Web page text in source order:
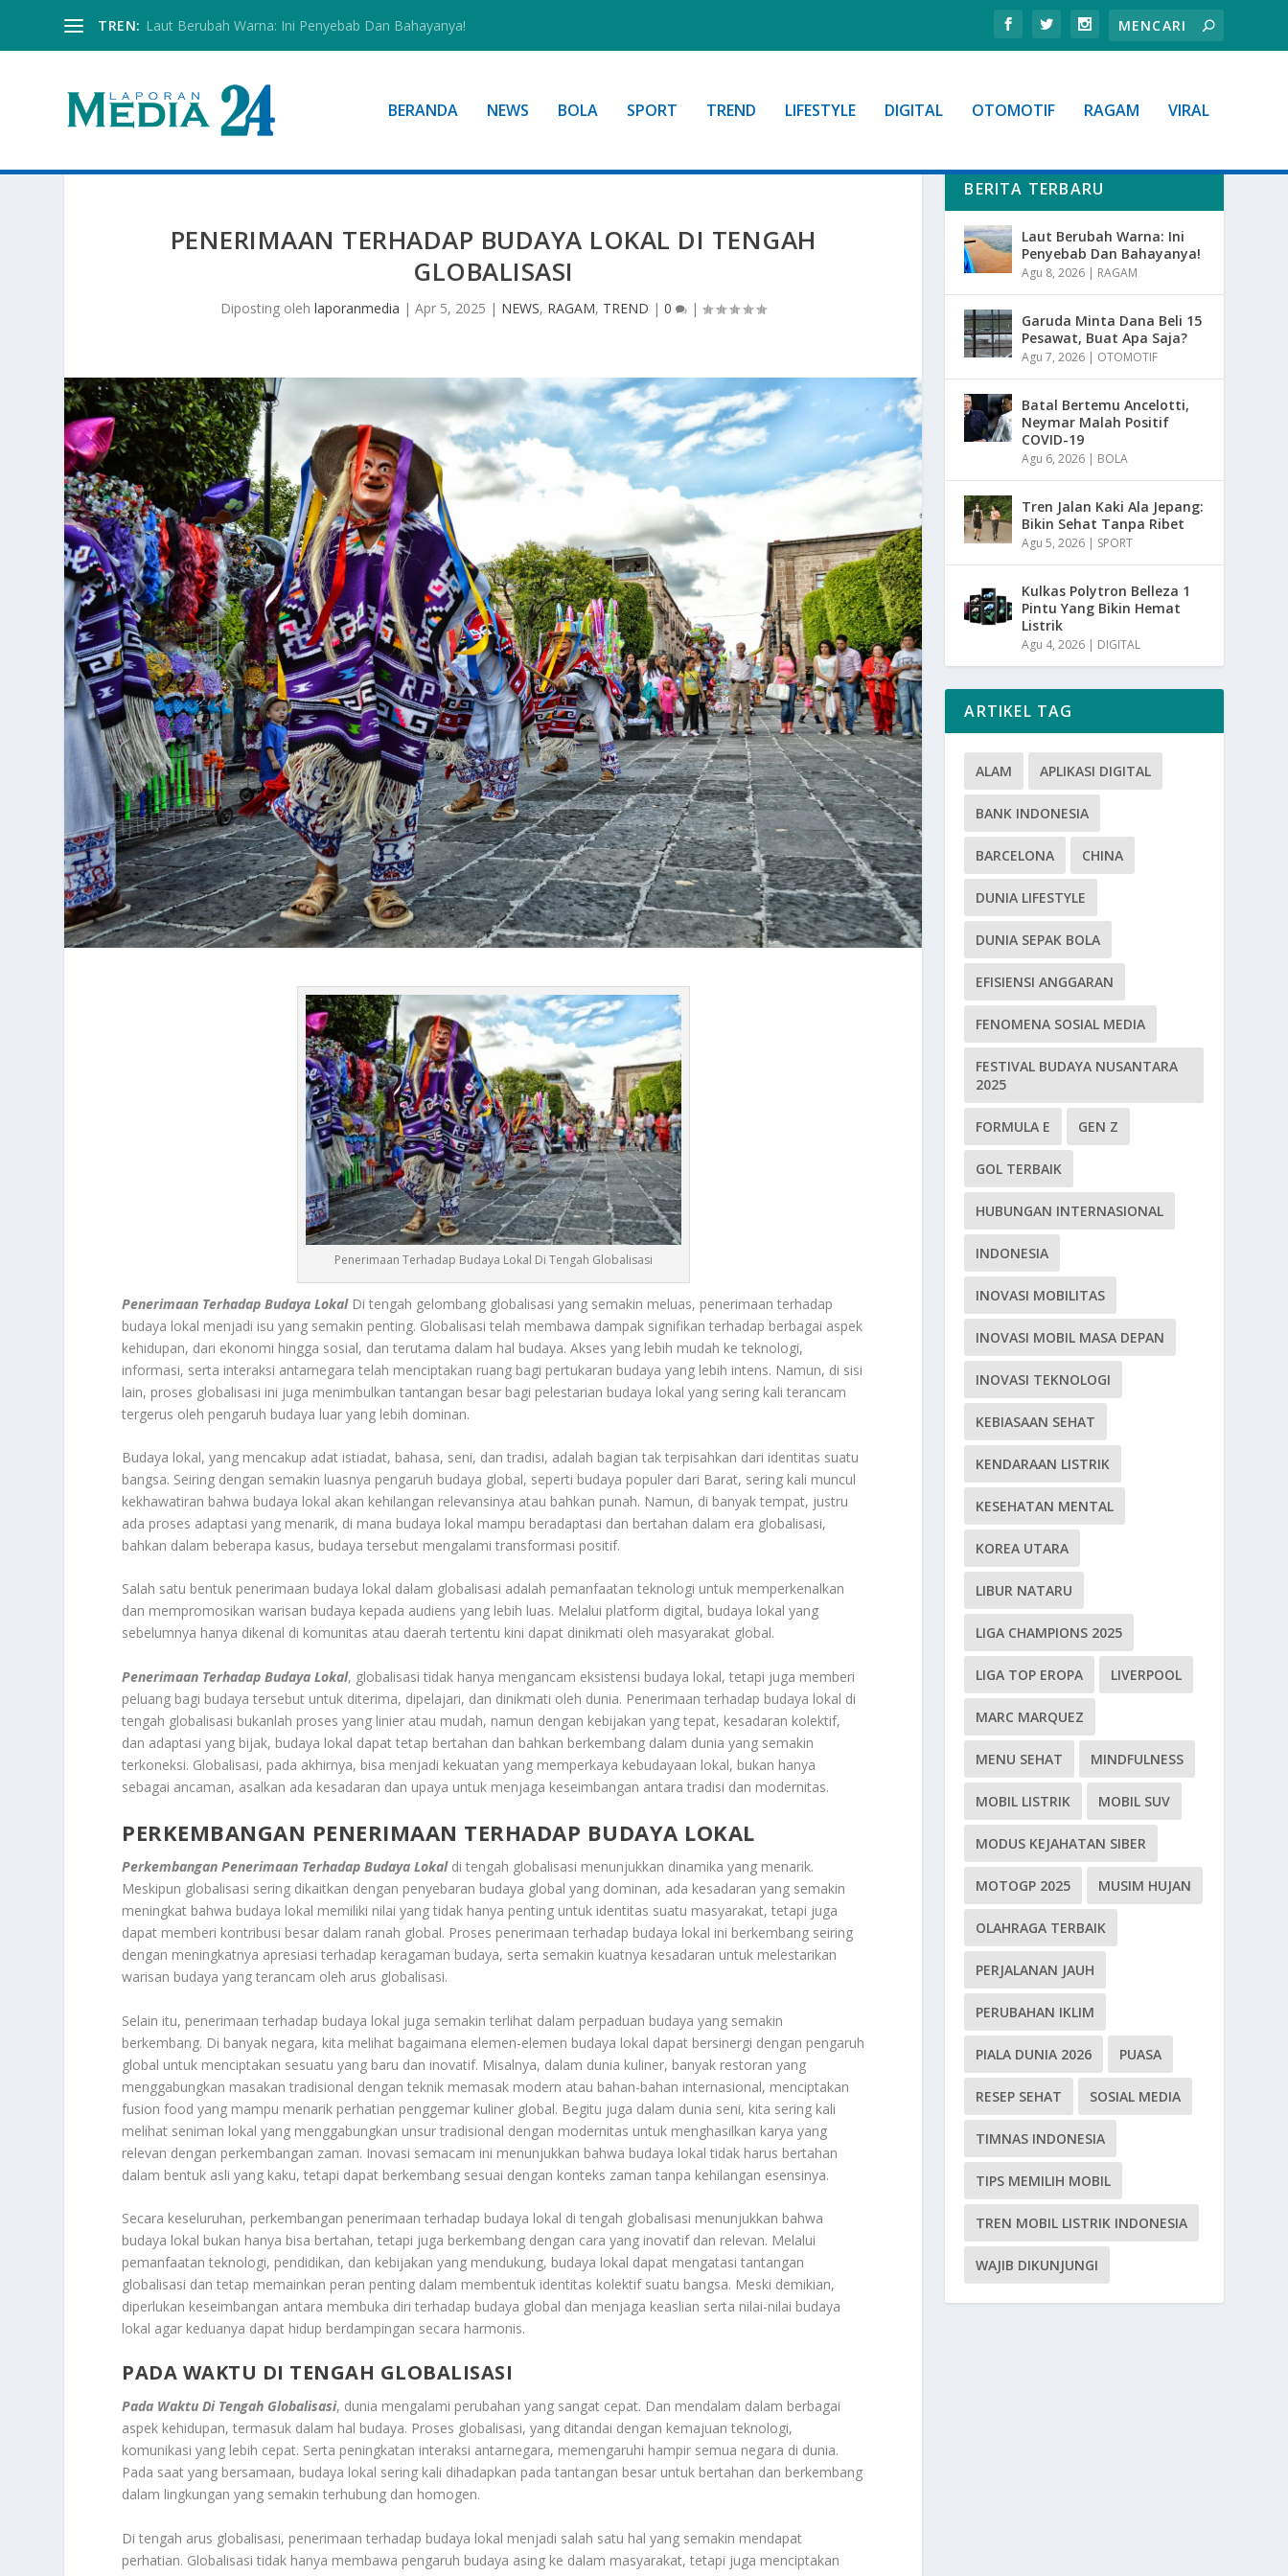
TREN: Laut Berubah Warna: Ini Penyebab Dan Bahayanya!
BERANDA NEWS BOLA SPORT TREND LIFESTYLE DIGITAL OTOMOTIF RAGAM VIRAL
PENERIMAAN TERHADAP BUDAYA LOKAL DI TENGAH
GLOBALISASI
Diposting olehlaporanmedia |Apr 5, 2025 | NEWS, RAGAM, TREND |0 |
Penerimaan Terhadap Budaya Lokal Di Tengah Globalisasi
Penerimaan Terhadap Budaya LokalDi tengah gelombang globalisasi yang semakin meluas, penerimaan terhadap
budaya lokal menjadi isu yang semakin penting. Globalisasi telah membawa dampak signifikan terhadap berbagai aspek
kehidupan, dari ekonomi hingga sosial, dan terutama dalam hal budaya. Akses yang lebih mudah ke teknologi,
informasi, serta interaksi antarnegara telah menciptakan ruang bagi pertukaran budaya yang lebih intens. Namun, di sisi
lain, proses globalisasi ini juga menimbulkan tantangan besar bagi pelestarian budaya lokal yang sering kali terancam
tergerus oleh pengaruh budaya luar yang lebih dominan.
Budaya lokal, yang mencakup adat istiadat, bahasa, seni, dan tradisi, adalah bagian tak terpisahkan dari identitas suatu
bangsa. Seiring dengan semakin luasnya pengaruh budaya global, seperti budaya populer dari Barat, sering kali muncul
kekhawatiran bahwa budaya lokal akan kehilangan relevansinya atau bahkan punah. Namun, di banyak tempat, justru
ada proses adaptasi yang menarik, di mana budaya lokal mampu beradaptasi dan bertahan dalam era globalisasi,
bahkan dalam beberapa kasus, budaya tersebut mengalami transformasi positif.
Salah satu bentuk penerimaan budaya lokal dalam globalisasi adalah pemanfaatan teknologi untuk memperkenalkan
dan mempromosikan warisan budaya kepada audiens yang lebih luas. Melalui platform digital, budaya lokal yang
sebelumnya hanya dikenal di komunitas atau daerah tertentu kini dapat dinikmati oleh masyarakat global.
Penerimaan Terhadap Budaya Lokal, globalisasi tidak hanya mengancam eksistensi budaya lokal, tetapi juga memberi
peluang bagi budaya tersebut untuk diterima, dipelajari, dan dinikmati oleh dunia. Penerimaan terhadap budaya lokal di
tengah globalisasi bukanlah proses yang linier atau mudah, namun dengan kebijakan yang tepat, kesadaran kolektif,
dan adaptasi yang bijak, budaya lokal dapat tetap bertahan dan bahkan berkembang dalam dunia yang semakin
terkoneksi. Globalisasi, pada akhirnya, bisa menjadi kekuatan yang memperkaya kebudayaan lokal, bukan hanya
sebagai ancaman, asalkan ada kesadaran dan upaya untuk menjaga keseimbangan antara tradisi dan modernitas.
PERKEMBANGAN PENERIMAAN TERHADAP BUDAYA LOKAL
Perkembangan Penerimaan Terhadap Budaya Lokaldi tengah globalisasi menunjukkan dinamika yang menarik.
Meskipun globalisasi sering dikaitkan dengan penyebaran budaya global yang dominan, ada kesadaran yang semakin
meningkat bahwa budaya lokal memiliki nilai yang tidak hanya penting untuk identitas suatu masyarakat, tetapi juga
dapat memberi kontribusi besar dalam ranah global. Proses penerimaan terhadap budaya lokal ini berkembang seiring
dengan meningkatnya apresiasi terhadap keragaman budaya, serta semakin kuatnya kesadaran untuk melestarikan
warisan budaya yang terancam oleh arus globalisasi.
Selain itu, penerimaan terhadap budaya lokal juga semakin terlihat dalam perpaduan budaya yang semakin
berkembang. Di banyak negara, kita melihat bagaimana elemen-elemen budaya lokal dapat bersinergi dengan pengaruh
global untuk menciptakan sesuatu yang baru dan inovatif. Misalnya, dalam dunia kuliner, banyak restoran yang
menggabungkan masakan tradisional dengan teknik memasak modern atau bahan-bahan internasional, menciptakan
fusion food yang mampu menarik perhatian penggemar kuliner global. Begitu juga dalam dunia seni, kita sering kali
melihat seniman lokal yang menggabungkan unsur tradisional dengan modernitas untuk menghasilkan karya yang
relevan dengan perkembangan zaman. Inovasi semacam ini menunjukkan bahwa budaya lokal tidak harus bertahan
dalam bentuk asli yang kaku, tetapi dapat berkembang sesuai dengan konteks zaman tanpa kehilangan esensinya.
Secara keseluruhan, perkembangan penerimaan terhadap budaya lokal di tengah globalisasi menunjukkan bahwa
budaya lokal bukan hanya bisa bertahan, tetapi juga berkembang dengan cara yang inovatif dan relevan. Melalui
pemanfaatan teknologi, pendidikan, dan kebijakan yang mendukung, budaya lokal dapat mengatasi tantangan
globalisasi dan tetap memainkan peran penting dalam membentuk identitas kolektif suatu bangsa. Meski demikian,
diperlukan keseimbangan antara membuka diri terhadap budaya global dan menjaga keaslian serta nilai-nilai budaya
lokal agar keduanya dapat hidup berdampingan secara harmonis.
PADA WAKTU DI TENGAH GLOBALISASI
Pada Waktu Di Tengah Globalisasi, dunia mengalami perubahan yang sangat cepat. Dan mendalam dalam berbagai
aspek kehidupan, termasuk dalam hal budaya. Proses globalisasi, yang ditandai dengan kemajuan teknologi,
komunikasi yang lebih cepat. Serta peningkatan interaksi antarnegara, memengaruhi hampir semua negara di dunia.
Pada saat yang bersamaan, budaya lokal sering kali dihadapkan pada tantangan besar untuk bertahan dan berkembang
dalam lingkungan yang semakin terhubung dan homogen.
Di tengah arus globalisasi, penerimaan terhadap budaya lokal menjadi salah satu hal yang semakin mendapat
perhatian. Globalisasi tidak hanya membawa pengaruh budaya asing ke dalam masyarakat, tetapi juga menciptakan
BERITA TERBARU
Laut Berubah Warna: Ini
Penyebab Dan Bahayanya!
Agu 8, 2026 | RAGAM
Garuda Minta Dana Beli 15
Pesawat, Buat Apa Saja?
Agu 7, 2026 | OTOMOTIF
Batal Bertemu Ancelotti,
Neymar Malah Positif
COVID-19
Agu 6, 2026 | BOLA
Tren Jalan Kaki Ala Jepang:
Bikin Sehat Tanpa Ribet
Agu 5, 2026 | SPORT
Kulkas Polytron Belleza 1
Pintu Yang Bikin Hemat
Listrik
Agu 4, 2026 | DIGITAL
ARTIKEL TAG
ALAM APLIKASI DIGITAL
BANK INDONESIA
BARCELONA CHINA
DUNIA LIFESTYLE
DUNIA SEPAK BOLA
EFISIENSI ANGGARAN
FENOMENA SOSIAL MEDIA
FESTIVAL BUDAYA NUSANTARA
2025
FORMULA E GEN Z
GOL TERBAIK
HUBUNGAN INTERNASIONAL
INDONESIA
INOVASI MOBILITAS
INOVASI MOBIL MASA DEPAN
INOVASI TEKNOLOGI
KEBIASAAN SEHAT
KENDARAAN LISTRIK
KESEHATAN MENTAL
KOREA UTARA
LIBUR NATARU
LIGA CHAMPIONS 2025
LIGA TOP EROPA LIVERPOOL
MARC MARQUEZ
MENU SEHAT MINDFULNESS
MOBIL LISTRIK MOBIL SUV
MODUS KEJAHATAN SIBER
MOTOGP 2025 MUSIM HUJAN
OLAHRAGA TERBAIK
PERJALANAN JAUH
PERUBAHAN IKLIM
PIALA DUNIA 2026 PUASA
RESEP SEHAT SOSIAL MEDIA
TIMNAS INDONESIA
TIPS MEMILIH MOBIL
TREN MOBIL LISTRIK INDONESIA
WAJIB DIKUNJUNGI